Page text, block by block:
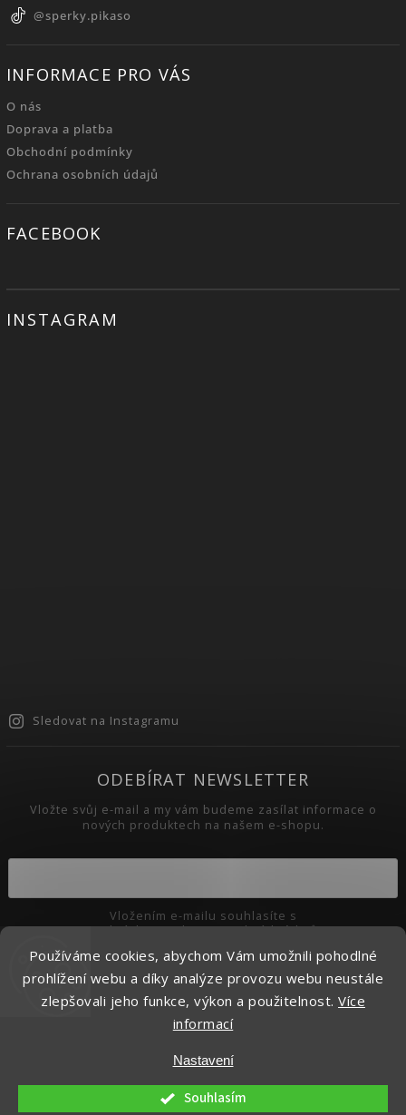
Používáme cookies, abychom Vám umožnili pohodlné
prohlížení webu a díky analýze provozu webu neustále
zlepšovali jeho funkce, výkon a použitelnost. Více
informací
Nastavení
Souhlasím
@sperky.pikaso
INFORMACE PRO VÁS
O nás
Doprava a platba
Obchodní podmínky
Ochrana osobních údajů
FACEBOOK
INSTAGRAM
Sledovat na Instagramu
ODEBÍRAT NEWSLETTER
Vložte svůj e-mail a my vám budeme zasílat informace o
nových produktech na našem e-shopu.
podmínkami ochrany osobních údajů
Přihlásit se
Upravit nastavení cookies
Shoptet| Design